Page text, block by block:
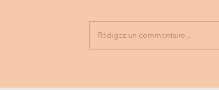
Rédigez un commentaire...